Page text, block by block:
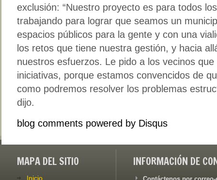
exclusión: “Nuestro proyecto es para todos
trabajando para lograr que seamos un
espacios públicos para la gente y con una
los retos que tiene nuestra gestión, y hacia
nuestros esfuerzos. Le pido a los vecinos
iniciativas, porque estamos convencidos de
como podremos resolver los problemas
dijo.
blog comments powered by Disqus
MAPA DEL SITIO
Inicio
INFORMACIÓN DE